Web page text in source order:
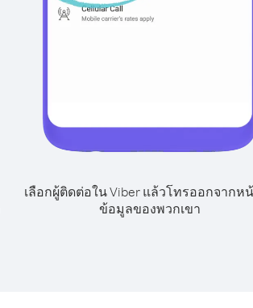
เลือกผู้ติดต่อใน Viber แล้วโทรออกจากห
ข้อมูลของพวกเขา